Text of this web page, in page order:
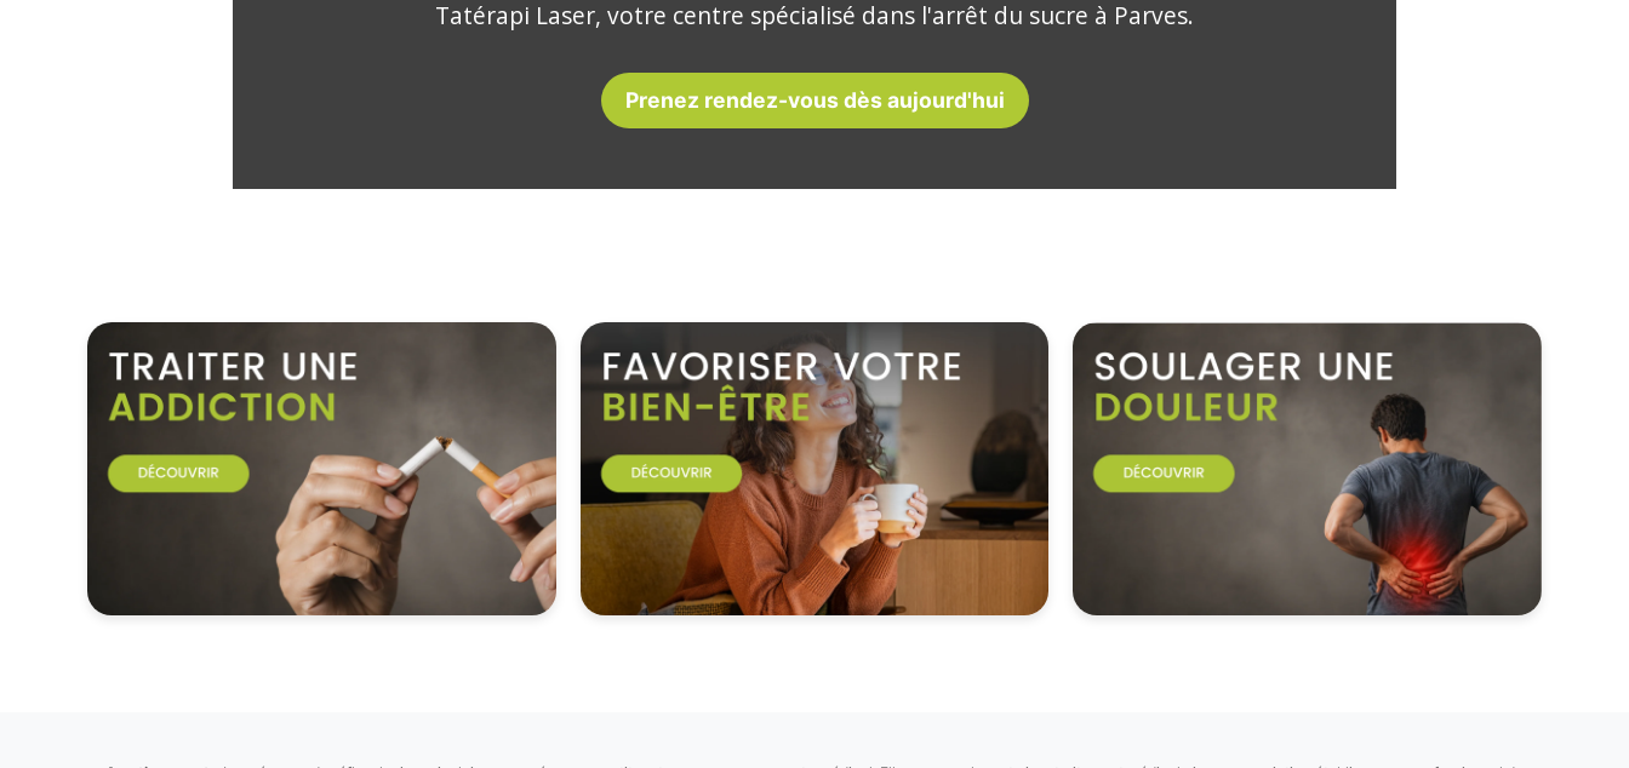
Tatérapi Laser, votre centre spécialisé dans l'arrêt du sucre à Parves.
Prenez rendez-vous dès aujourd'hui